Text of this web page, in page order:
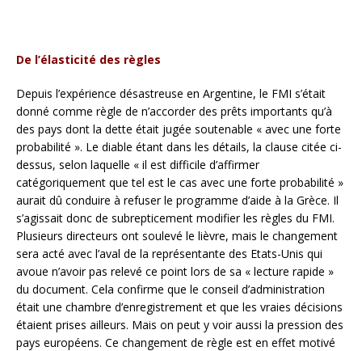
De l’élasticité des règles
Depuis l’expérience désastreuse en Argentine, le FMI s’était
donné comme règle de n’accorder des prêts importants qu’à
des pays dont la dette était jugée soutenable « avec une forte
probabilité ». Le diable étant dans les détails, la clause citée ci-
dessus, selon laquelle « il est difficile d’affirmer
catégoriquement que tel est le cas avec une forte probabilité »
aurait dû conduire à refuser le programme d’aide à la Grèce. Il
s’agissait donc de subrepticement modifier les règles du FMI.
Plusieurs directeurs ont soulevé le lièvre, mais le changement
sera acté avec l’aval de la représentante des Etats-Unis qui
avoue n’avoir pas relevé ce point lors de sa « lecture rapide »
du document. Cela confirme que le conseil d’administration
était une chambre d’enregistrement et que les vraies décisions
étaient prises ailleurs. Mais on peut y voir aussi la pression des
pays européens. Ce changement de règle est en effet motivé